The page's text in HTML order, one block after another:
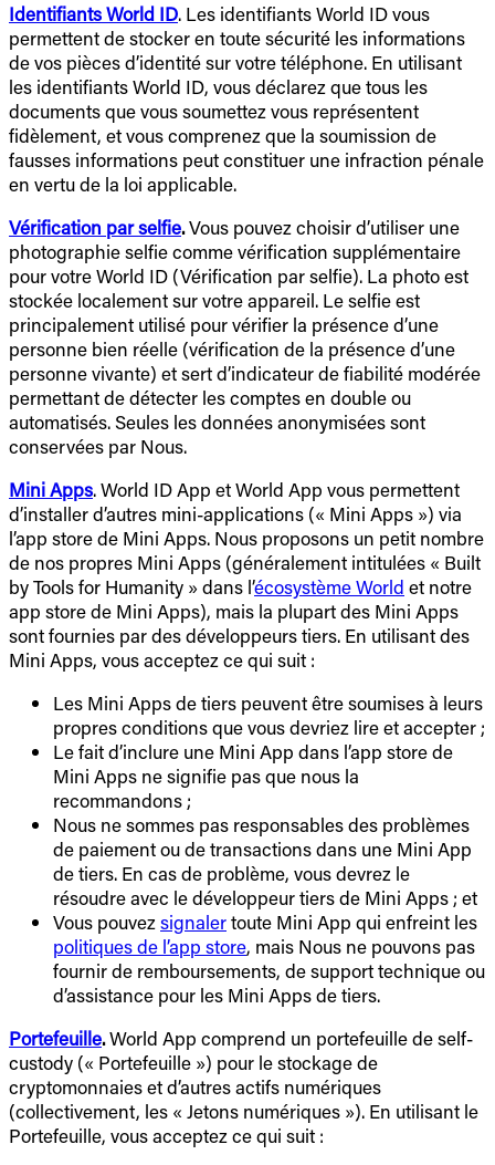
Identifiants World ID. Les identifiants World ID vous
permettent de stocker en toute sécurité les informations
de vos pièces d’identité sur votre téléphone. En utilisant
les identifiants World ID, vous déclarez que tous les
documents que vous soumettez vous représentent
fidèlement, et vous comprenez que la soumission de
fausses informations peut constituer une infraction pénale
en vertu de la loi applicable.
Vérification par selfie.Vous pouvez choisir d’utiliser une
photographie selfie comme vérification supplémentaire
pour votre World ID (Vérification par selfie). La photo est
stockée localement sur votre appareil. Le selfie est
principalement utilisé pour vérifier la présence d’une
personne bien réelle (vérification de la présence d’une
personne vivante) et sert d’indicateur de fiabilité modérée
permettant de détecter les comptes en double ou
automatisés. Seules les données anonymisées sont
conservées par Nous.
Mini Apps. World ID App et World App vous permettent
d’installer d’autres mini-applications (« Mini Apps ») via
l’app store de Mini Apps. Nous proposons un petit nombre
de nos propres Mini Apps (généralement intitulées « Built
by Tools for Humanity » dans l’écosystème World et notre
app store de Mini Apps), mais la plupart des Mini Apps
sont fournies par des développeurs tiers. En utilisant des
Mini Apps, vous acceptez ce qui suit :
Les Mini Apps de tiers peuvent être soumises à leurs
propres conditions que vous devriez lire et accepter ;
Le fait d’inclure une Mini App dans l’app store de
Mini Apps ne signifie pas que nous la
recommandons ;
Nous ne sommes pas responsables des problèmes
de paiement ou de transactions dans une Mini App
de tiers. En cas de problème, vous devrez le
résoudre avec le développeur tiers de Mini Apps ; et
Vous pouvez signalertoute Mini App qui enfreint les
politiques de l’app store, mais Nous ne pouvons pas
fournir de remboursements, de support technique ou
d’assistance pour les Mini Apps de tiers.
Portefeuille.World App comprend un portefeuille de self-
custody (« Portefeuille ») pour le stockage de
cryptomonnaies et d’autres actifs numériques
(collectivement, les « Jetons numériques »). En utilisant le
Portefeuille, vous acceptez ce qui suit :